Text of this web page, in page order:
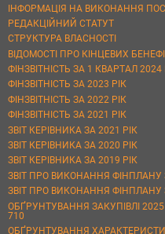
ІНФОРМАЦІЯ НА ВИКОНАННЯ
РЕДАКЦІЙНИЙ СТАТУТ
СТРУКТУРА ВЛАСНОСТІ
ВІДОМОСТІ ПРО КІНЦЕВИХ
ФІНЗВІТНІСТЬ ЗА 1 КВАРТАЛ
ФІНЗВІТНІСТЬ ЗА 2023 РІК
ФІНЗВІТНІСТЬ ЗА 2022 РІК
ФІНЗВІТНІСТЬ ЗА 2021 РІК
ЗВІТ КЕРІВНИКА ЗА 2021 РІК
ЗВІТ КЕРІВНИКА ЗА 2020 РІК
ЗВІТ КЕРІВНИКА ЗА 2019 РІК
ЗВІТ ПРО ВИКОНАННЯ ФІНПЛАНУ
ЗВІТ ПРО ВИКОНАННЯ ФІНПЛАНУ
ОБҐРУНТУВАННЯ ЗАКУПІВЛІ
710
ОБҐРУНТУВАННЯ